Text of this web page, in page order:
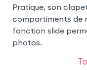
Pratique, son
compartiments de
fonction slide
photos.